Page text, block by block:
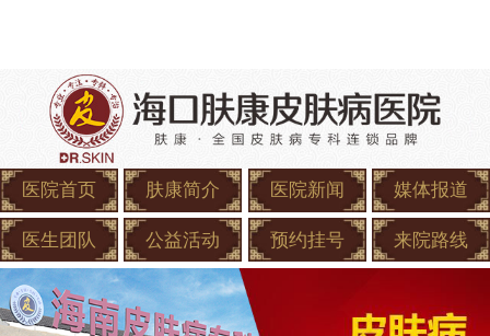
医院首页 肤康简介 医院新闻 媒体报道
医生团队 公益活动 预约挂号 来院路线